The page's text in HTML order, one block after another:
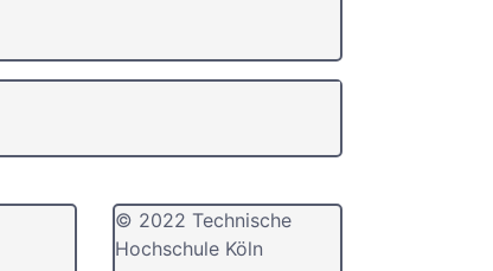
© 2022 Technische
Hochschule Köln